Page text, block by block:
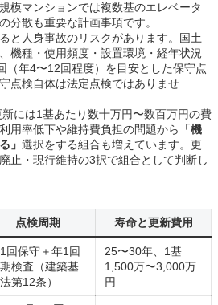
模マンションでは複数基のエレベータ
分散も重要な計画事項です。
と人身事故のリスクがあります。国土
機種・使用頻度・設置環境・経年状況
（年4〜12回程度）を目安とした保守点
点検自体は法定点検ではありませ
新には1基あたり数十万円〜数百万円の費
用率低下や維持費負担の問題から
「機
」 選択をする組合も増えています。更
止・現行維持の3択で組合として判断し
点検周期 寿命と更新費用
回保守＋年1回
検査（建築基
第12条）
25〜30年、1基
1,500万〜3,000万
円